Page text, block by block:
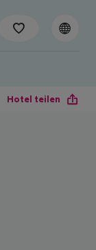
Hotel teilen